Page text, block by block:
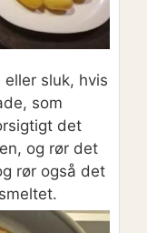
sluk, hvis
som
det
og rør det
rør også det